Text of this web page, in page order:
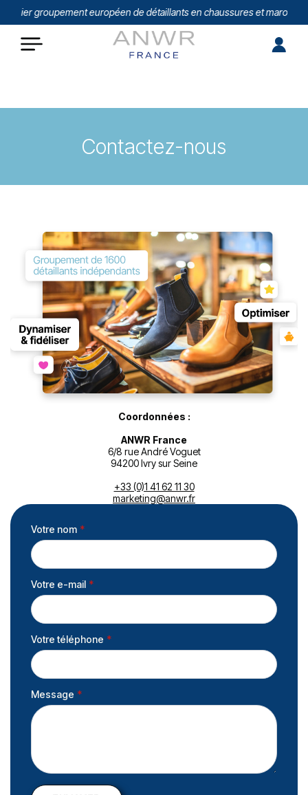
groupement européen de détaillants en chaussures et
Contactez-nous
Coordonnées :
ANWR France
6/8 rue André Voguet
94200 Ivry sur Seine
+33 (0)1 41 62 11 30
marketing@anwr.fr
Votre nom *
Votre e-mail *
Votre téléphone *
Message *